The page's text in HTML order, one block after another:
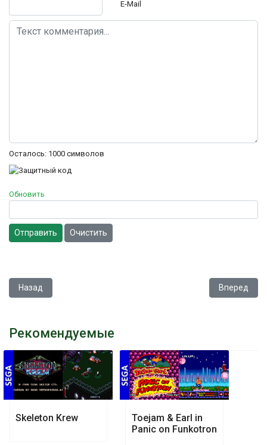
E-Mail
Осталось: 1000 символов
Обновить
Отправить Очистить
Предыдущий: Art of Fighting
Назад Следующий:
Вперед
Рекомендуемые
Skeleton Krew
Toejam & Earl in
Panic on Funkotron